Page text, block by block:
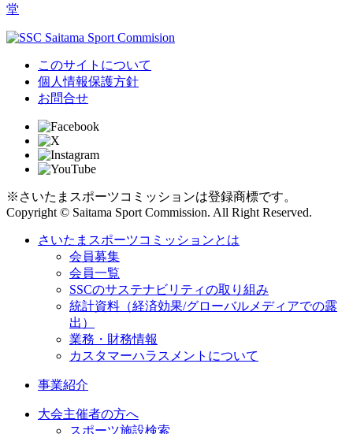
堂
このサイトについて
個人情報保護方針
お問合せ
※さいたまスポーツコミッションは登録商標です。
Copyright © Saitama Sport Commission. All Right Reserved.
さいたまスポーツコミッションとは
会員募集
会員一覧
SSCのサステナビリティの取り組み
統計資料（経済効果/グローバルメディアでの露
出）
業務・財務情報
カスタマーハラスメントについて
事業紹介
大会主催者の方へ
スポーツ施設検索